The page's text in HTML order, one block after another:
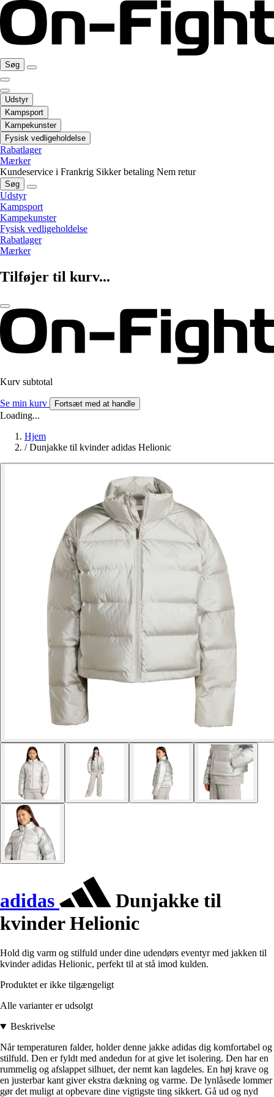
Søg
Udstyr
Kampsport
Kampekunster
Fysisk vedligeholdelse
Rabatlager
Mærker
Kundeservice i Frankrig Sikker betaling Nem retur
Søg
Udstyr
Kampsport
Kampekunster
Fysisk vedligeholdelse
Rabatlager
Mærker
Tilføjer til kurv...
Kurv subtotal
Se min kurv Fortsæt med at handle
Loading...
Hjem
/ Dunjakke til kvinder adidas Helionic
adidas
Dunjakke til
kvinder Helionic
Hold dig varm og stilfuld under dine udendørs eventyr med jakken til
kvinder adidas Helionic, perfekt til at stå imod kulden.
Produktet er ikke tilgængeligt
Alle varianter er udsolgt
Beskrivelse
Når temperaturen falder, holder denne jakke adidas dig komfortabel og
stilfuld. Den er fyldt med andedun for at give let isolering. Den har en
rummelig og afslappet silhuet, der nemt kan lagdeles. En høj krave og
en justerbar kant giver ekstra dækning og varme. De lynlåsede lommer
gør det muligt at opbevare dine vigtigste ting sikkert. Gå ud og nyd